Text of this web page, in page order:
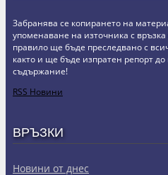
Забранява се копирането на
упоменаване на източника с
правило ще бъде преследвано с
както и ще бъде изпратен репорт
съдържание!
RSS Новини
ВРЪЗКИ
Новини от днес